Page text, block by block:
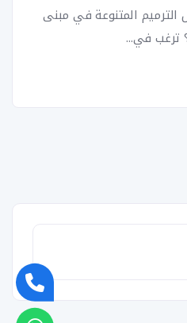
الترميم المتنوعة في مبنى
ترغب في...